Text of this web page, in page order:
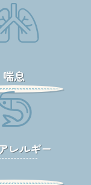
喘息
レルギー